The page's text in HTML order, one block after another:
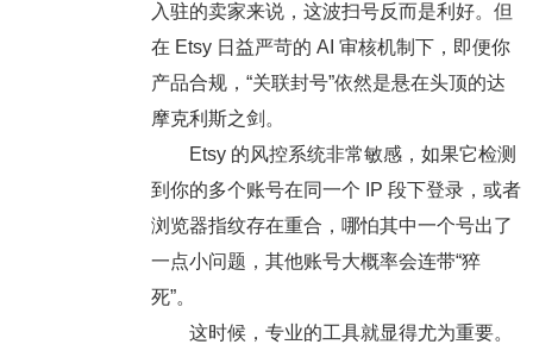
入驻的卖家来说，这波扫号反而是利好。但
在 Etsy 日益严苛的 AI 审核机制下，即便你
产品合规， “关联封号”依然是悬在头顶的达
摩克利斯之剑。
Etsy 的风控系统非常敏感，如果它检测
到你的多个账号在同一个 IP 段下登录，或者
浏览器指纹存在重合，哪怕其中一个号出了
一点小问题，其他账号大概率会连带“猝
死”。
这时候，专业的工具就显得尤为重要。